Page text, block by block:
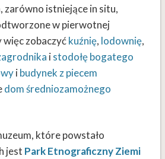
istniejące in situ,
w pierwotnej
zobaczyćkuźnię, lodownię,
istodołę bogatego
ibudynek z piecem
dom średniozamożnego
które powstało
jest Park Etnograficzny Ziemi